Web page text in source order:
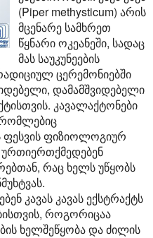
(Piper methysticum) არის
მცენარე სამხრეთ
წყნარი ოკეანეში, სადაც
მას საუკუნეების
ცერემონიებში
დამამშვიდებელი
კავალაქტონები
ფესვის ფიზიოლოგიურ
რაც ხელს უწყობს
კავას კავას ექსტრაქტს
როგორიცაა
ხელშეწყობა და ძილის